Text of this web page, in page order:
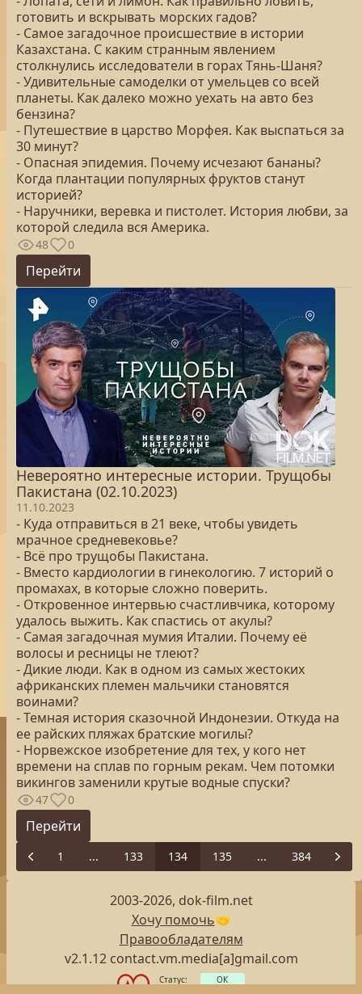
готовить и вскрывать морских гадов?
- Самое загадочное происшествие в истории
Казахстана. С каким странным явлением
столкнулись исследователи в горах Тянь-Шаня?
- Удивительные самоделки от умельцев со всей
планеты. Как далеко можно уехать на авто без
бензина?
- Путешествие в царство Морфея. Как выспаться за
30 минут?
- Опасная эпидемия. Почему исчезают бананы?
Когда плантации популярных фруктов станут
историей?
- Наручники, веревка и пистолет. История любви, за
которой следила вся Америка.
48 0
Перейти
Невероятно интересные истории. Трущобы
Пакистана (02.10.2023)
11.10.2023
- Куда отправиться в 21 веке, чтобы увидеть
мрачное средневековье?
- Всё про трущобы Пакистана.
- Вместо кардиологии в гинекологию. 7 историй о
промахах, в которые сложно поверить.
- Откровенное интервью счастливчика, которому
удалось выжить. Как спастись от акулы?
- Самая загадочная мумия Италии. Почему её
волосы и ресницы не тлеют?
- Дикие люди. Как в одном из самых жестоких
африканских племен мальчики становятся
воинами?
- Темная история сказочной Индонезии. Откуда на
ее райских пляжах братские могилы?
- Норвежское изобретение для тех, у кого нет
времени на сплав по горным рекам. Чем потомки
викингов заменили крутые водные спуски?
47 0
Перейти
Previous
1 ... 133 134 135 ... 384 Next
2003-2026, dok-film.net
Хочу помочь🤝
Правообладателям
v2.1.12 contact.vm.media[a]gmail.com